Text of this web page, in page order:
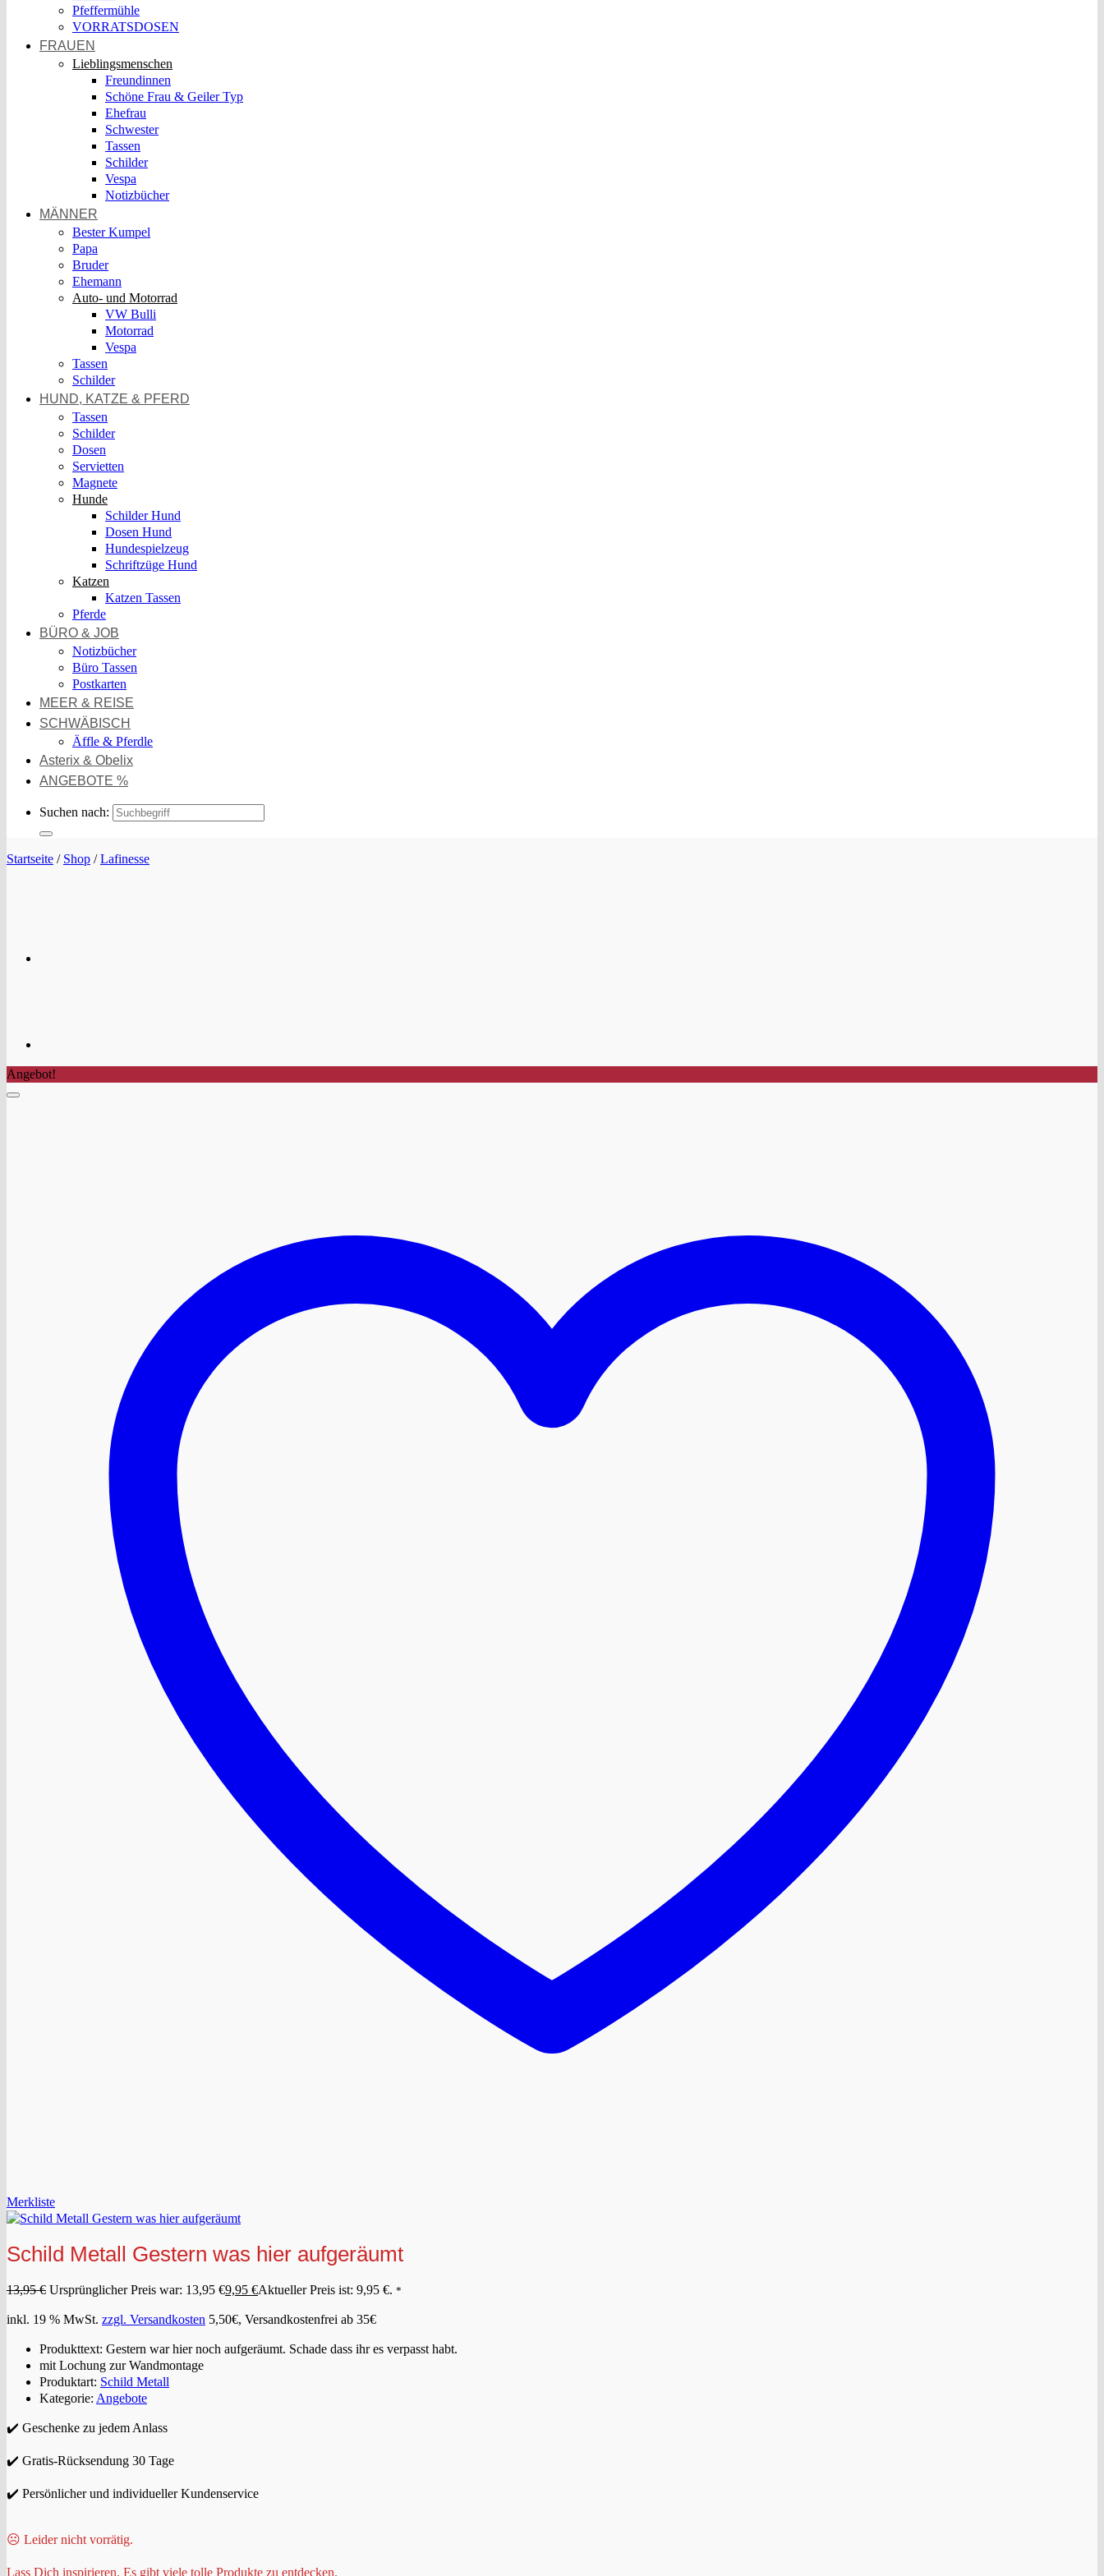
Pfeffermühle
VORRATSDOSEN
FRAUEN
Lieblingsmenschen
Freundinnen
Schöne Frau & Geiler Typ
Ehefrau
Schwester
Tassen
Schilder
Vespa
Notizbücher
MÄNNER
Bester Kumpel
Papa
Bruder
Ehemann
Auto- und Motorrad
VW Bulli
Motorrad
Vespa
Tassen
Schilder
HUND, KATZE & PFERD
Tassen
Schilder
Dosen
Servietten
Magnete
Hunde
Schilder Hund
Dosen Hund
Hundespielzeug
Schriftzüge Hund
Katzen
Katzen Tassen
Pferde
BÜRO & JOB
Notizbücher
Büro Tassen
Postkarten
MEER & REISE
SCHWÄBISCH
Äffle & Pferdle
Asterix & Obelix
ANGEBOTE %
Suchen nach:
Startseite / Shop / Lafinesse
Angebot!
Merkliste
Schild Metall Gestern was hier aufgeräumt
13,95€ Ursprünglicher Preis war: 13,95 €9,95 €Aktueller Preis ist: 9,95 €. *
inkl. 19 % MwSt. zzgl. Versandkosten 5,50€, Versandkostenfrei ab 35€
Produkttext: Gestern war hier noch aufgeräumt. Schade dass ihr es verpasst habt.
mit Lochung zur Wandmontage
Produktart: Schild Metall
Kategorie: Angebote
✔️ Geschenke zu jedem Anlass
✔️ Gratis-Rücksendung 30 Tage
✔️ Persönlicher und individueller Kundenservice
☹️ Leider nicht vorrätig.
Lass Dich inspirieren. Es gibt viele tolle Produkte zu entdecken.